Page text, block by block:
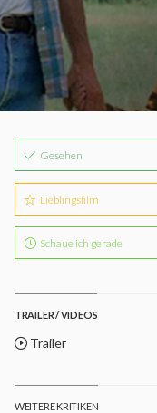
Gesehen
Lieblingsfilm
Schaue ich gerade
TRAILER / VIDEOS
Trailer
WEITERE KRITIKEN